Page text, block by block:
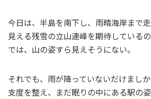
今日は、半島を南下し、雨晴海岸まで
見える残雪の立山連峰を期待している
では、山の姿すら見えそうにない。
それでも、雨が降っていないだけまし
支度を整え、まだ眠りの中にある駅の